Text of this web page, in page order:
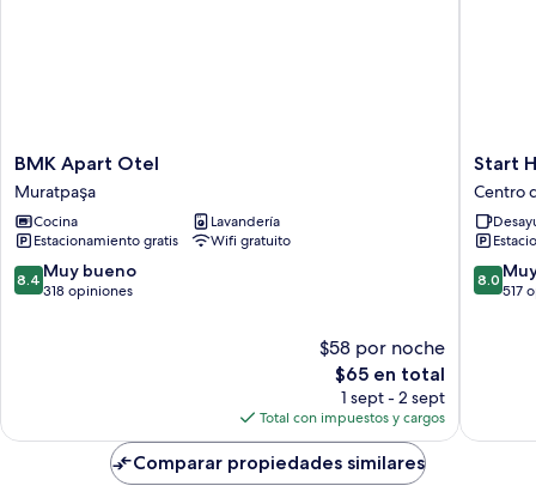
BMK
Apart
Otel
Muratpaşa
BMK Apart Otel
Muratpaşa
Cocina
Lavandería
Estacionamiento gratis
Wifi gratuito
8.4
de
8.4 Muy bueno
318 opiniones
$58 por noche
El
precio
actual
es
de
$65
$65 en total
1 sept - 2 sept
Total con impuestos y cargos
Start
Hotel
Centro
de
la
ciudad
de
Start
Centro
8.0
de
8.0
517
Comparar propiedades similares